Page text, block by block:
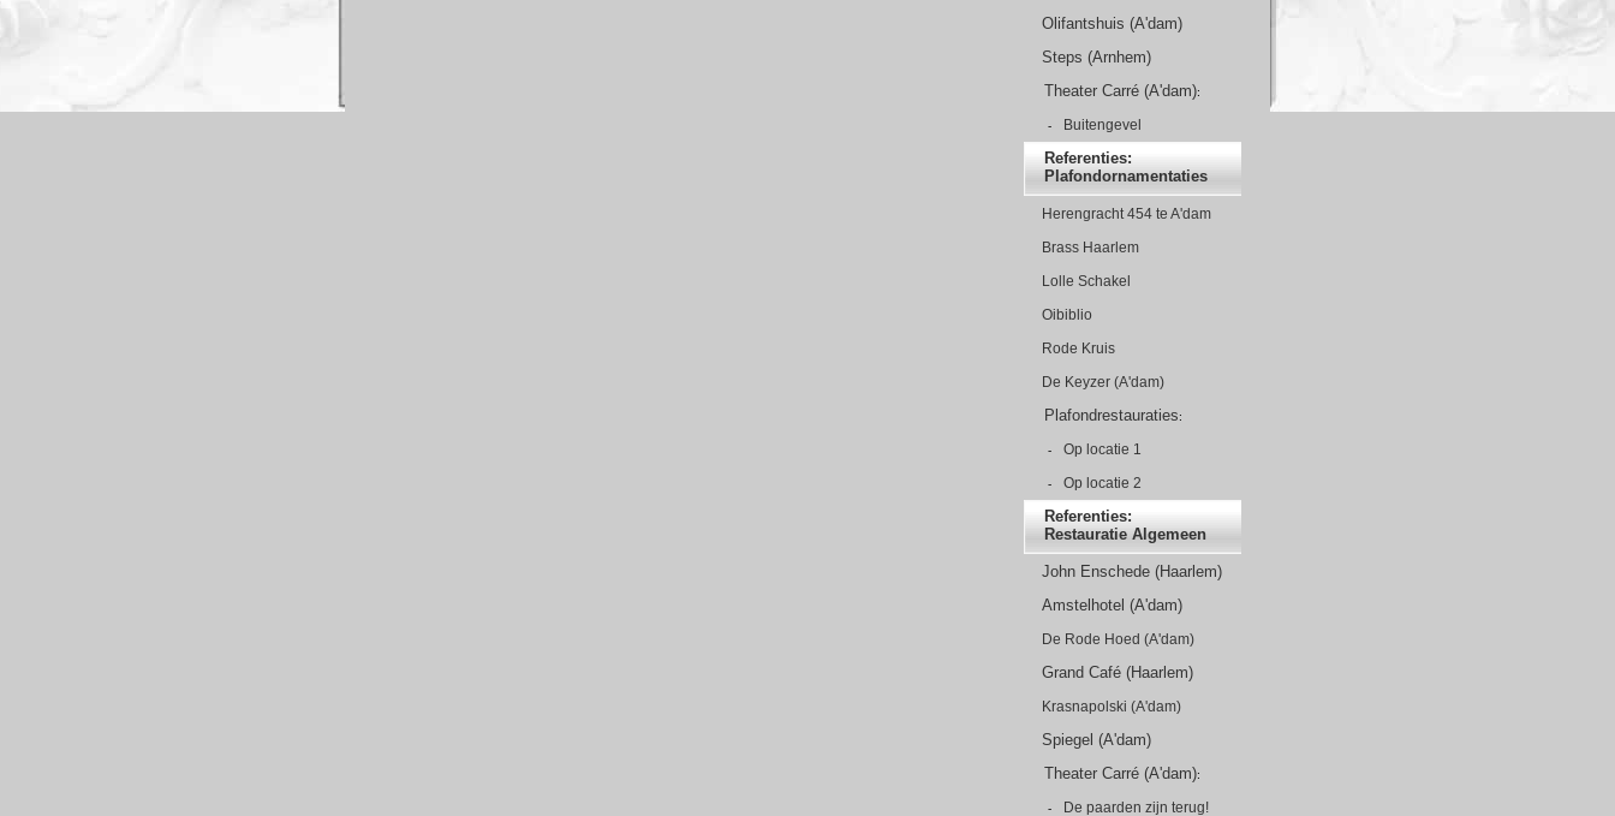
Olifantshuis (A'dam)
Steps (Arnhem)
Theater Carré (A'dam):
- Buitengevel
Referenties:
Plafondornamentaties
Herengracht 454 te A'dam
Brass Haarlem
Lolle Schakel
Oibiblio
Rode Kruis
De Keyzer (A'dam)
Plafondrestauraties:
- Op locatie 1
- Op locatie 2
Referenties:
Restauratie Algemeen
John Enschede (Haarlem)
Amstelhotel (A'dam)
De Rode Hoed (A'dam)
Grand Café (Haarlem)
Krasnapolski (A'dam)
Spiegel (A'dam)
Theater Carré (A'dam):
- De paarden zijn terug!